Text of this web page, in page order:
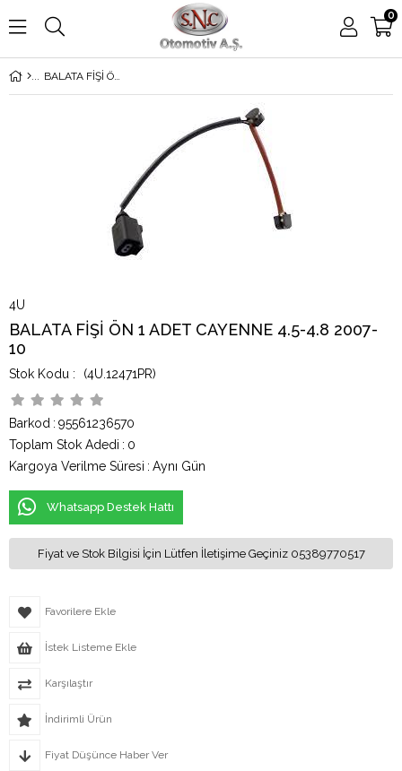
0
BALATA FİŞİ ÖN 1 ADET CAYENNE 4.5-4.8 2007-10
4U
BALATA FİŞİ ÖN 1 ADET CAYENNE 4.5-4.8 2007-
10
(4U.12471PR)
Barkod : 95561236570
Toplam Stok Adedi : 0
Kargoya Verilme Süresi : Aynı Gün
Whatsapp Destek Hattı
Fiyat ve Stok Bilgisi İçin Lütfen İletişime Geçiniz 05389770517
Favorilere Ekle
İstek Listeme Ekle
Karşılaştır
İndirimli Ürün
Fiyat Düşünce Haber Ver